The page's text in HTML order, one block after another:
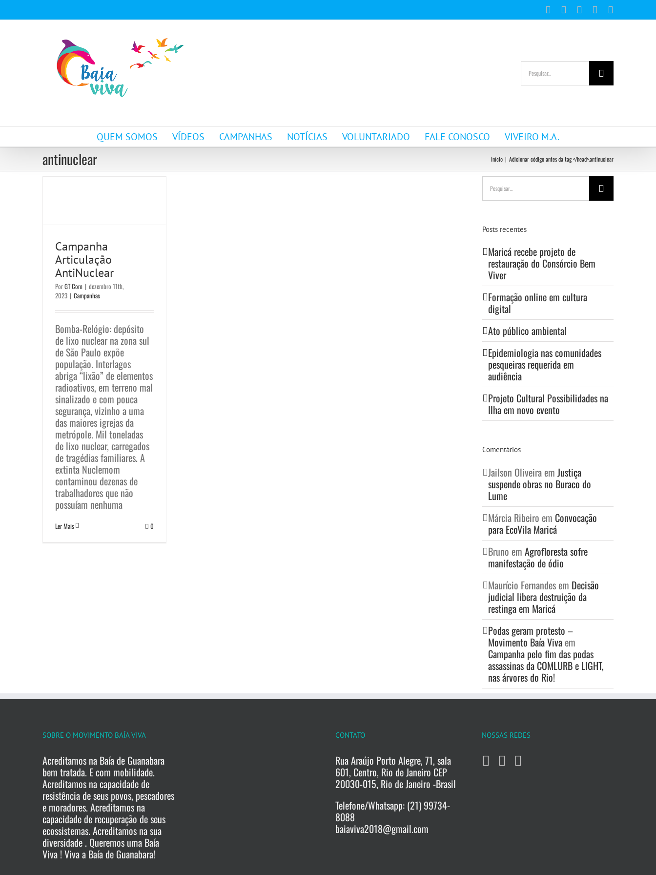
para
FacebookInstagramYouTubeWhatsApp
mail
Buscar
resultados
para:
QUEM SOMOS VÍDEOS CAMPANHAS NOTÍCIAS VOLUNTARIADO FALE CONOSCO VIVEIRO M.A.
antinuclear Início | Adicionar código antes da tag </head>.antinuclear
Campanha
Articulação
Campanha
Articulação
AntiNuclear
PorGT Com | dezembro 11th,
2023 | Campanhas
Bomba-Relógio: depósito
de lixo nuclear na zona sul
de São Paulo expõe
população. Interlagos
abriga “lixão” de elementos
radioativos, em terreno mal
sinalizado e com pouca
segurança, vizinho a uma
das maiores igrejas da
metrópole. Mil toneladas
de lixo nuclear, carregados
de tragédias familiares. A
extinta Nuclemom
contaminou dezenas de
trabalhadores que não
possuíam nenhuma
Ler Mais 0
Buscar
resultados
para:
Posts recentes
Maricá recebe projeto de
restauração do Consórcio Bem
Viver
Formação online em cultura
digital
Ato público ambiental
Epidemiologia nas comunidades
pesqueiras requerida em
audiência
Projeto Cultural Possibilidades na
Ilha em novo evento
Comentários
Jailson Oliveiraem Justiça
suspende obras no Buraco do
Lume
Márcia Ribeiro em Convocação
para EcoVila Maricá
Bruno em Agrofloresta sofre
manifestação de ódio
Maurício Fernandesem Decisão
judicial libera destruição da
restinga em Maricá
Podas geram protesto –
Movimento Baía Vivaem
Campanha pelo fim das podas
assassinas da COMLURB e LIGHT,
nas árvores do Rio!
SOBRE O MOVIMENTO BAÍA VIVA
Acreditamos na Baía de Guanabara
bem tratada. E com mobilidade.
Acreditamos na capacidade de
resistência de seus povos, pescadores
e moradores. Acreditamos na
capacidade de recuperação de seus
ecossistemas. Acreditamos na sua
diversidade . Queremos uma Baía
Viva ! Viva a Baía de Guanabara!
CONTATO
Rua Araújo Porto Alegre, 71, sala
601, Centro, Rio de Janeiro CEP
20030-015, Rio de Janeiro -Brasil
Telefone/Whatsapp: (21) 99734-
8088
baiaviva2018@gmail.com
NOSSAS REDES